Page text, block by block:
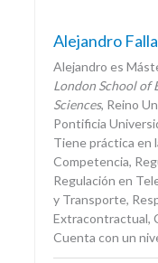
Alejandro Falla
Alejandro es
London School of
Sciences, Reino
Pontificia
Tiene práctica en
Competencia,
Regulación en
y Transporte,
Extracontractual,
Cuenta con un